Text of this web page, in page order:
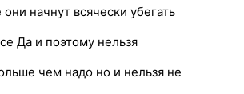
начнут всячески убегать
Да и поэтому нельзя
чем надо но и нельзя не